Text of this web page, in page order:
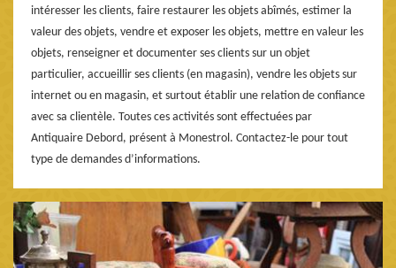
intéresser les clients, faire restaurer les objets abîmés, estimer la
valeur des objets, vendre et exposer les objets, mettre en valeur les
objets, renseigner et documenter ses clients sur un objet
particulier, accueillir ses clients (en magasin), vendre les objets sur
internet ou en magasin, et surtout établir une relation de confiance
avec sa clientèle. Toutes ces activités sont effectuées par
Antiquaire Debord, présent à Monestrol. Contactez-le pour tout
type de demandes d’informations.